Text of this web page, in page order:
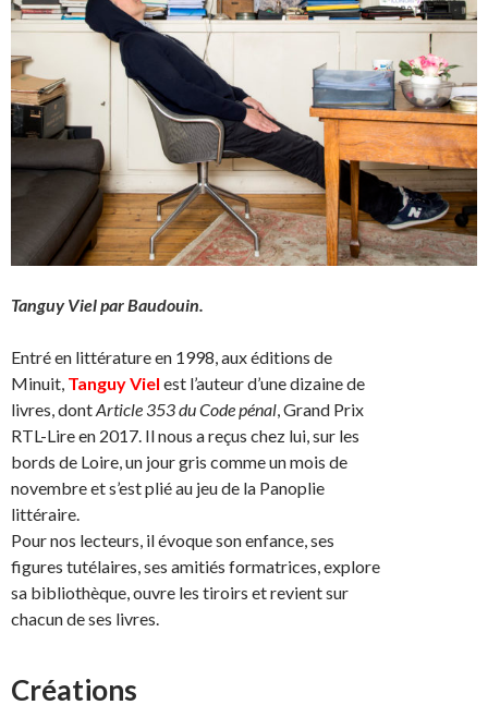
Tanguy Viel par Baudouin.
Entré en littérature en 1998, aux éditions de
Minuit, Tanguy Viel est l’auteur d’une dizaine de
livres, dontArticle 353 du Code pénal, Grand Prix
RTL-Lire en 2017. Il nous a reçus chez lui, sur les
bords de Loire, un jour gris comme un mois de
novembre et s’est plié au jeu de la Panoplie
littéraire.
Pour nos lecteurs, il évoque son enfance, ses
figures tutélaires, ses amitiés formatrices, explore
sa bibliothèque, ouvre les tiroirs et revient sur
chacun de ses livres.
Créations